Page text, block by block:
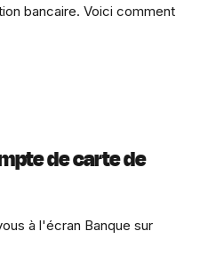
bancaire. Voici comment
de carte de
à l'écran Banque sur